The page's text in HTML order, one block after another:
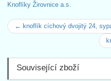
Knoflíky Žirovnice a.s.
← knoflík cíchový dvojitý 24,
Související zboží